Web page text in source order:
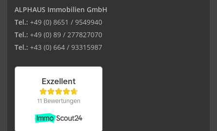
ALPHAUS Immobilien GmbH
Tel.: +49 (0) 8651 / 9549940
Tel.: +49 (0) 89 / 277827070
Tel.: +43 (0) 664 / 93315987